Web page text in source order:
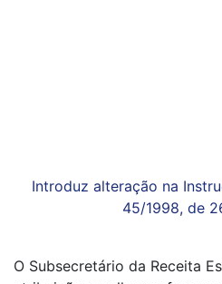
Introduz alteração na
45/1998, de
O Subsecretário da Receita